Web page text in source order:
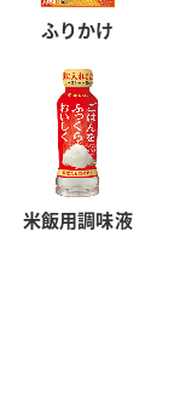
ふりかけ
米飯用調味液